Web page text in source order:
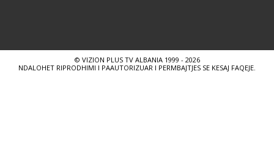
© VIZION PLUS TV ALBANIA 1999 - 2026
NDALOHET RIPRODHIMI I PAAUTORIZUAR I PERMBAJTJES SE KESAJ FAQEJE.